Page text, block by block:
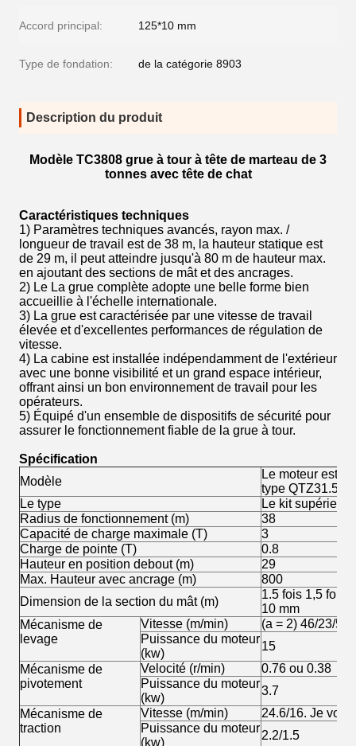
Accord principal: 125*10 mm
Type de fondation: de la catégorie 8903
Description du produit
Modèle TC3808 grue à tour à tête de marteau de 3
tonnes avec tête de chat
Caractéristiques techniques
1) Paramètres techniques avancés, rayon max. /
longueur de travail est de 38 m, la hauteur statique est
de 29 m, il peut atteindre jusqu'à 80 m de hauteur max.
en ajoutant des sections de mât et des ancrages.
2) Le La grue complète adopte une belle forme bien
accueillie à l'échelle internationale.
3) La grue est caractérisée par une vitesse de travail
élevée et d'excellentes performances de régulation de
vitesse.
4) La cabine est installée indépendamment de l'extérieur
avec une bonne visibilité et un grand espace intérieur,
offrant ainsi un bon environnement de travail pour les
opérateurs.
5) Équipé d'un ensemble de dispositifs de sécurité pour
assurer le fonctionnement fiable de la grue à tour.
Spécification
Modèle
Le moteur est
type QTZ31.5
Le type
Le kit supérieur
Radius de fonctionnement (m)
38
Capacité de charge maximale (T)
3
Charge de pointe (T)
0.8
Hauteur en position debout (m)
29
Max. Hauteur avec ancrage (m)
800
Dimension de la section du mât (m)
1.5 fois 1,5 fois
10 mm
Mécanisme de
levage
Vitesse (m/min)
(a = 2) 46/23/5
Puissance du moteur
(kw)
15
Mécanisme de
pivotement
Velocité (r/min)
0.76 ou 0.38
Puissance du moteur
(kw)
3.7
Mécanisme de
traction
Vitesse (m/min)
24.6/16. Je
Puissance du moteur
(kw)
2.2/1.5